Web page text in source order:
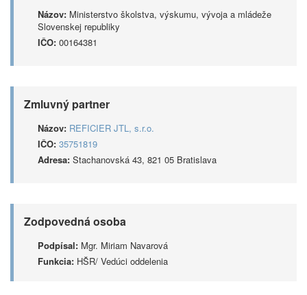
Názov: Ministerstvo školstva, výskumu, vývoja a mládeže
Slovenskej republiky
IČO: 00164381
Zmluvný partner
Názov: REFICIER JTL, s.r.o.
IČO: 35751819
Adresa: Stachanovská 43, 821 05 Bratislava
Zodpovedná osoba
Podpísal: Mgr. Miriam Navarová
Funkcia: HŠR/ Vedúci oddelenia